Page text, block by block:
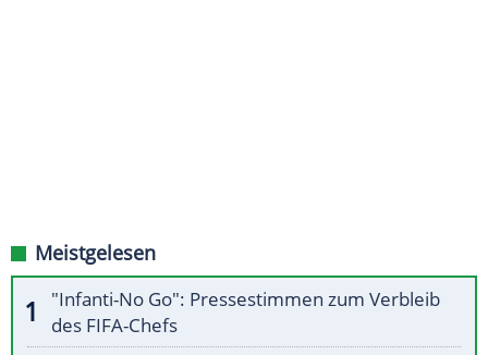
Meistgelesen
"Infanti-No Go": Pressestimmen zum Verbleib
des FIFA-Chefs